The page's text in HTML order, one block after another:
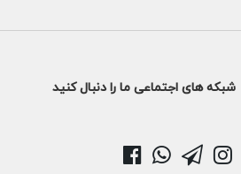
شبکه های اجتماعی ما را دنبال کنید